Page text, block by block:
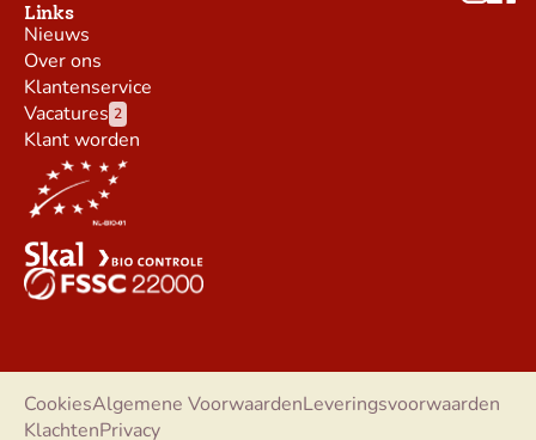
Links
Nieuws
Over ons
Klantenservice
Vacatures 2
Klant worden
CookiesAlgemene VoorwaardenLeveringsvoorwaarden
KlachtenPrivacy